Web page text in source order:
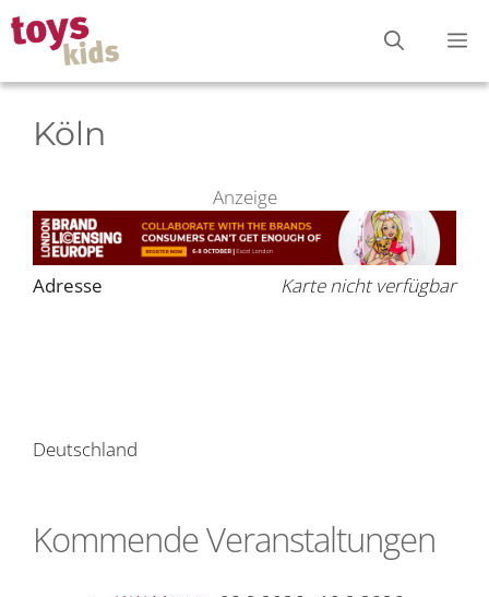
Zum
Inhalt
springen
Köln
Anzeige
Karte nicht verfügbar
Adresse
Deutschland
Kommende Veranstaltungen